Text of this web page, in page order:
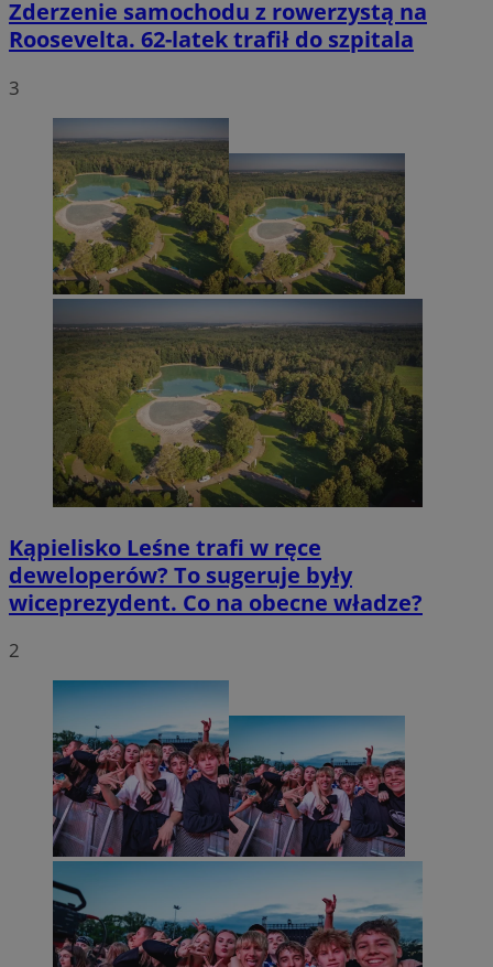
Zderzenie samochodu z rowerzystą na
Roosevelta. 62-latek trafił do szpitala
3
Kąpielisko Leśne trafi w ręce
deweloperów? To sugeruje były
wiceprezydent. Co na obecne władze?
2